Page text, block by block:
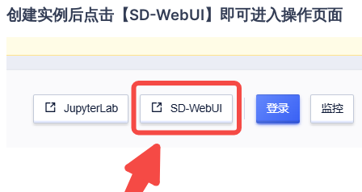
创建实例后点击【SD-WebUI】即可进入操作页面